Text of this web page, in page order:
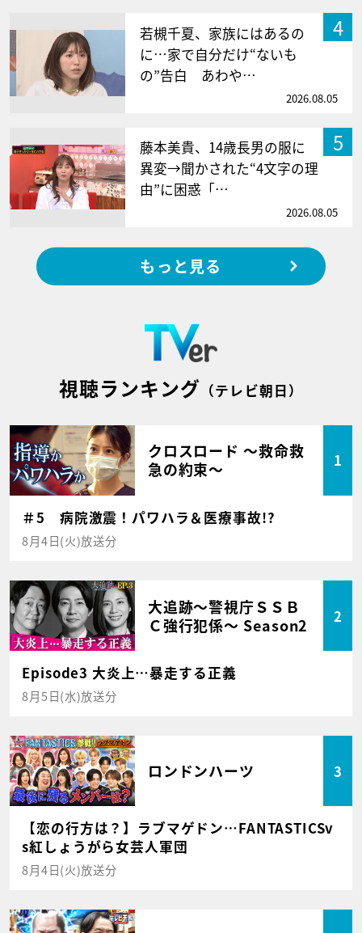
4
若槻千夏、家族にはあるの
に…家で自分だけ“ないも
の”告白 あわや…
2026.08.05
5
藤本美貴、14歳長男の服に
異変→聞かされた“4文字の理
由”に困惑「…
2026.08.05
もっと見る
視聴ランキング （テレビ朝日）
クロスロード ～救命救
急の約束～
1
＃5 病院激震！パワハラ＆医療事故!?
8月4日(火)放送分
大追跡～警視庁ＳＳＢ
Ｃ強行犯係～ Season2
2
Episode3 大炎上…暴走する正義
8月5日(水)放送分
ロンドンハーツ 3
【恋の行方は？】ラブマゲドン…FANTASTICSv
s紅しょうがら女芸人軍団
8月4日(火)放送分